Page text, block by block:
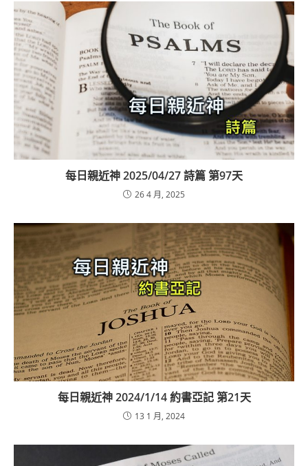
每日親近神 2025/04/27 詩篇 第97天
26 4 月, 2025
每日親近神 2024/1/14 約書亞記 第21天
13 1 月, 2024